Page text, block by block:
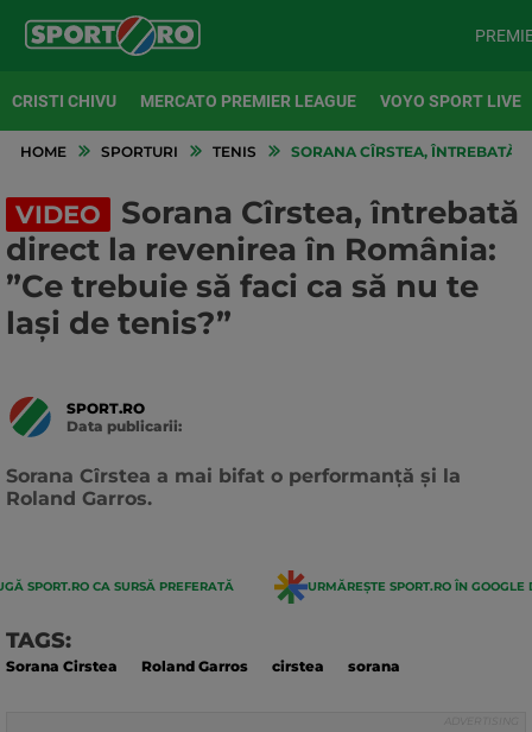
CRISTI CHIVU MERCATO PREMIER LEAGUE VOYO SPORT LIVE
HOME SPORTURI TENIS SORANA CÎRSTEA, ÎNTREBATĂ
VIDEO
Sorana Cîrstea, întrebată
direct la revenirea în România:
”Ce trebuie să faci ca să nu te
lași de tenis?”
SPORT.RO
Data publicarii:
Sorana Cîrstea a mai bifat o performanță și la
Roland Garros.
SPORT.RO CA SURSĂ PREFERATĂ URMĂREȘTE SPORT.RO ÎN GOOGLE
TAGS:
Sorana Cirstea Roland Garros cirstea sorana